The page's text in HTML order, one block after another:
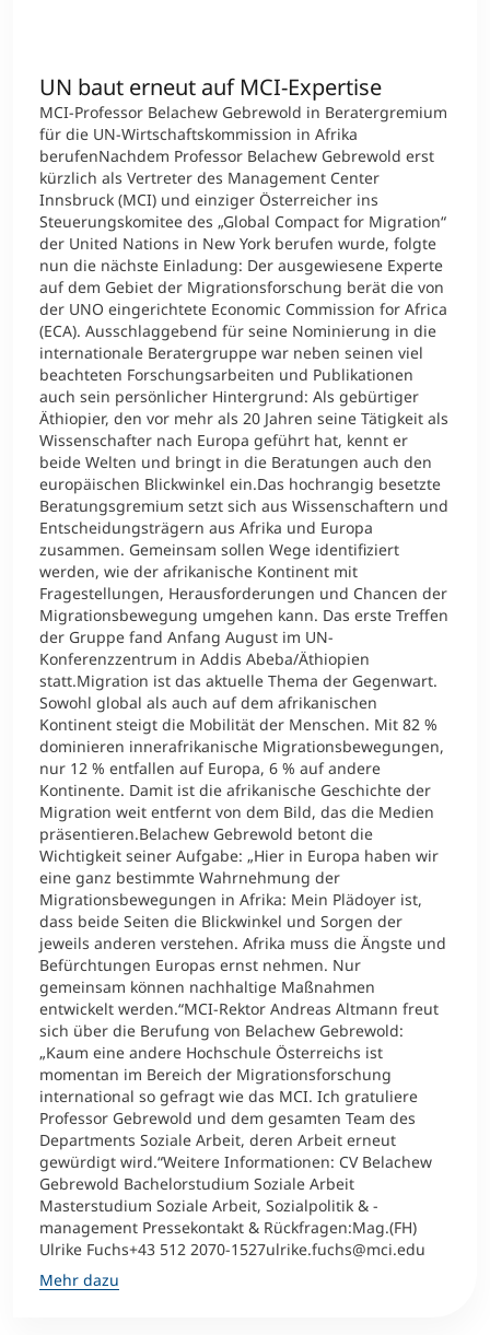
UN baut erneut auf MCI-Expertise
MCI-Professor Belachew Gebrewold in Beratergremium
für die UN-Wirtschaftskommission in Afrika
berufenNachdem Professor Belachew Gebrewold erst
kürzlich als Vertreter des Management Center
Innsbruck (MCI) und einziger Österreicher ins
Steuerungskomitee des „Global Compact for Migration“
der United Nations in New York berufen wurde, folgte
nun die nächste Einladung: Der ausgewiesene Experte
auf dem Gebiet der Migrationsforschung berät die von
der UNO eingerichtete Economic Commission for Africa
(ECA). Ausschlaggebend für seine Nominierung in die
internationale Beratergruppe war neben seinen viel
beachteten Forschungsarbeiten und Publikationen
auch sein persönlicher Hintergrund: Als gebürtiger
Äthiopier, den vor mehr als 20 Jahren seine Tätigkeit als
Wissenschafter nach Europa geführt hat, kennt er
beide Welten und bringt in die Beratungen auch den
europäischen Blickwinkel ein.Das hochrangig besetzte
Beratungsgremium setzt sich aus Wissenschaftern und
Entscheidungsträgern aus Afrika und Europa
zusammen. Gemeinsam sollen Wege identifiziert
werden, wie der afrikanische Kontinent mit
Fragestellungen, Herausforderungen und Chancen der
Migrationsbewegung umgehen kann. Das erste Treffen
der Gruppe fand Anfang August im UN-
Konferenzzentrum in Addis Abeba/Äthiopien
statt.Migration ist das aktuelle Thema der Gegenwart.
Sowohl global als auch auf dem afrikanischen
Kontinent steigt die Mobilität der Menschen. Mit 82 %
dominieren innerafrikanische Migrationsbewegungen,
nur 12 % entfallen auf Europa, 6 % auf andere
Kontinente. Damit ist die afrikanische Geschichte der
Migration weit entfernt von dem Bild, das die Medien
präsentieren.Belachew Gebrewold betont die
Wichtigkeit seiner Aufgabe: „Hier in Europa haben wir
eine ganz bestimmte Wahrnehmung der
Migrationsbewegungen in Afrika: Mein Plädoyer ist,
dass beide Seiten die Blickwinkel und Sorgen der
jeweils anderen verstehen. Afrika muss die Ängste und
Befürchtungen Europas ernst nehmen. Nur
gemeinsam können nachhaltige Maßnahmen
entwickelt werden.“MCI-Rektor Andreas Altmann freut
sich über die Berufung von Belachew Gebrewold:
„Kaum eine andere Hochschule Österreichs ist
momentan im Bereich der Migrationsforschung
international so gefragt wie das MCI. Ich gratuliere
Professor Gebrewold und dem gesamten Team des
Departments Soziale Arbeit, deren Arbeit erneut
gewürdigt wird.“Weitere Informationen: CV Belachew
Gebrewold Bachelorstudium Soziale Arbeit
Masterstudium Soziale Arbeit, Sozialpolitik & -
management Pressekontakt & Rückfragen:Mag.(FH)
Ulrike Fuchs+43 512 2070-1527ulrike.fuchs@mci.edu
Mehr dazu